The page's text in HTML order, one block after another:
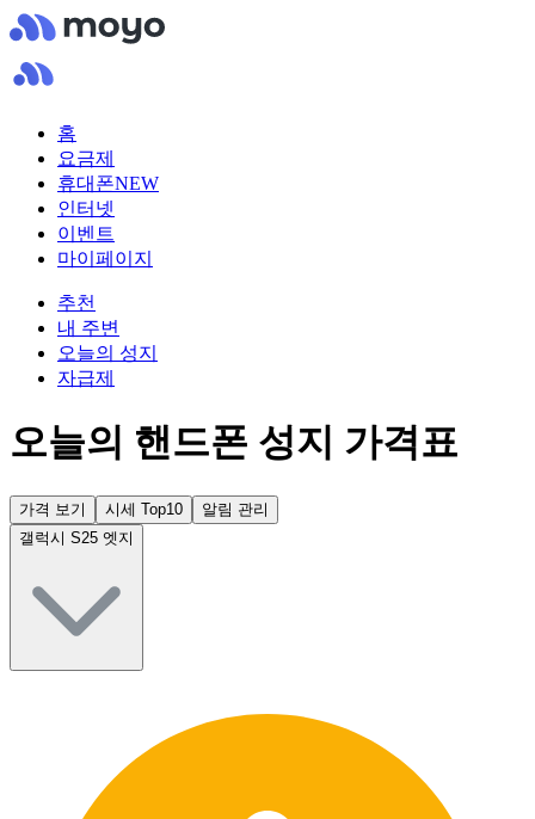
홈
요금제
휴대폰NEW
인터넷
이벤트
마이페이지
추천
내 주변
오늘의 성지
자급제
오늘의 핸드폰 성지 가격표
가격 보기 시세 Top10
알림 관리
갤럭시 S25 엣지